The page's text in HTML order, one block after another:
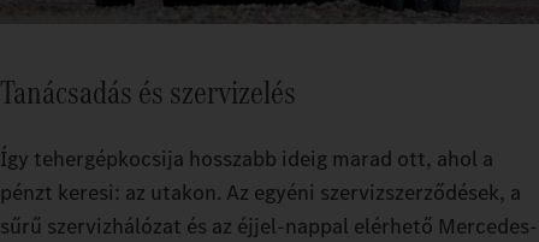
Tanácsadás és szervizelés
Így tehergépkocsija hosszabb ideig marad ott, ahol a
pénzt keresi: az utakon. Az egyéni szervizszerződések, a
sűrű szervizhálózat és az éjjel-nappal elérhető Mercedes-